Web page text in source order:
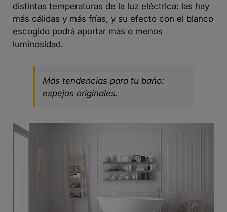
distintas temperaturas de la luz eléctrica: las hay
más cálidas y más frías, y su efecto con el blanco
escogido podrá aportar más o menos
luminosidad.
Más tendencias para tu baño:
espejos originales.